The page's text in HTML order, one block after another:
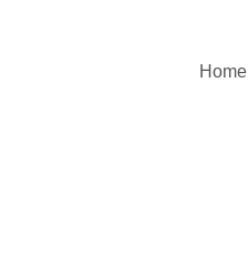
Home